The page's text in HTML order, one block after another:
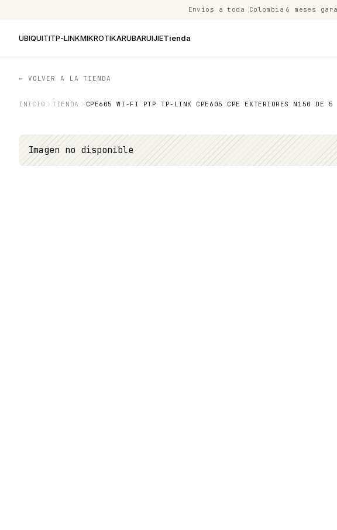
Envíos a toda Colombia 6 meses
UBIQUITITP-LINKMIKROTIKARUBARUIJIETienda
← VOLVER A LA TIENDA
INICIO TIENDA CPE605 WI-FI PTP TP-LINK CPE605 CPE EXTERIORES N150 DE 5
Imagen no disponible